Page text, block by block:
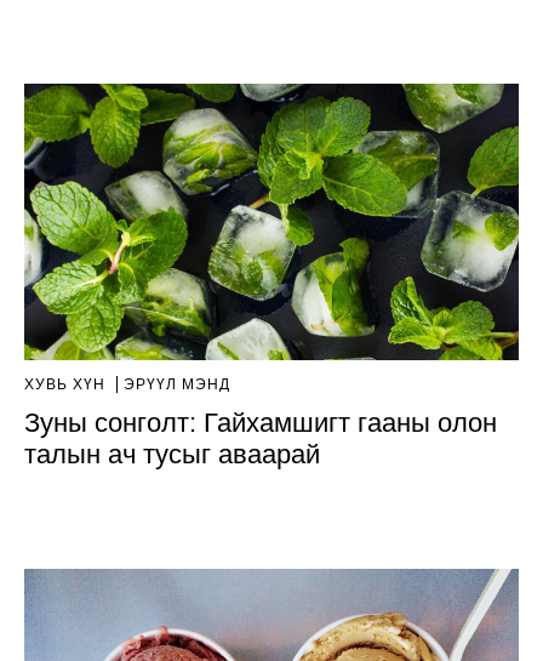
ХУВЬ ХҮН ЭРҮҮЛ МЭНД
Зуны сонголт: Гайхамшигт гааны олон
талын ач тусыг аваарай